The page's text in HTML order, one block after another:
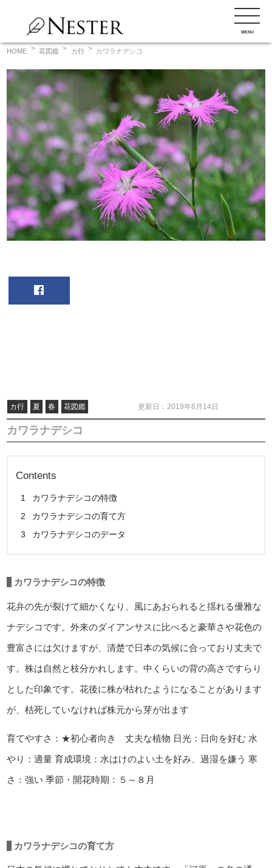
ン
へ
キ
ッ
プ
MENU
HOME 花図鑑 カ行 カワラナデシコ
カ行 夏 春 花図鑑 更新日：2019年6月14日
カワラナデシコ
Contents
1
カワラナデシコの特徴
2
カワラナデシコの育て方
3
カワラナデシコのデータ
カワラナデシコの特徴
花弁の先が裂けて細かくなり、風にあおられると揺れる優雅な
ナデシコです。外来のダイアンサスに比べると豪華さや花色の
豊富さには欠けますが、清楚で日本の気候に合っており丈夫で
す。株は自然と枝分かれします。中くらいの背の高さですらり
とした印象です。花後に株が枯れたようになることがあります
が、枯死していなければ株元から芽が出ます
育てやすさ：★初心者向き 丈夫な植物 日光：日向を好む 水
やり：適量 育成環境：水はけのよい土を好み、過湿を嫌う 寒
さ：強い 季節・開花時期：５～８月
カワラナデシコの育て方